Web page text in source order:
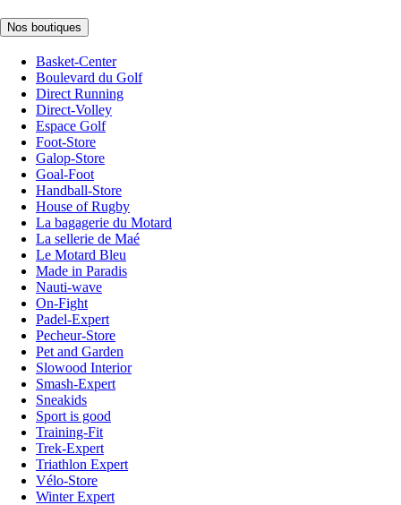
Nos boutiques
Basket-Center
Boulevard du Golf
Direct Running
Direct-Volley
Espace Golf
Foot-Store
Galop-Store
Goal-Foot
Handball-Store
House of Rugby
La bagagerie du Motard
La sellerie de Maé
Le Motard Bleu
Made in Paradis
Nauti-wave
On-Fight
Padel-Expert
Pecheur-Store
Pet and Garden
Slowood Interior
Smash-Expert
Sneakids
Sport is good
Training-Fit
Trek-Expert
Triathlon Expert
Vélo-Store
Winter Expert